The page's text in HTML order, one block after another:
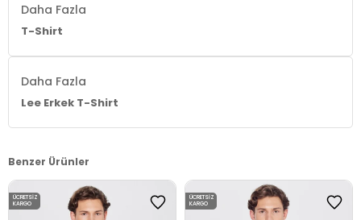
Daha Fazla
T-Shirt
Daha Fazla
Lee Erkek T-Shirt
Benzer Ürünler
ÜCRETSIZ
KARGO
ÜCRETSIZ
KARGO